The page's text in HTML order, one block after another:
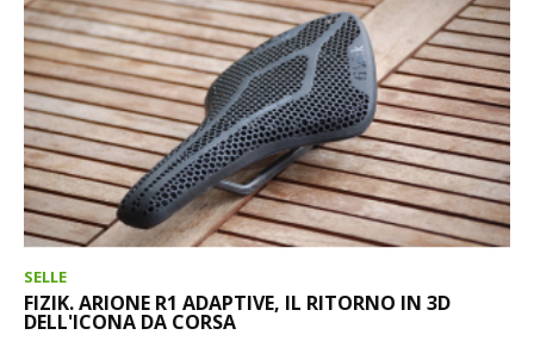
SELLE
FIZIK. ARIONE R1 ADAPTIVE, IL RITORNO IN 3D
DELL'ICONA DA CORSA